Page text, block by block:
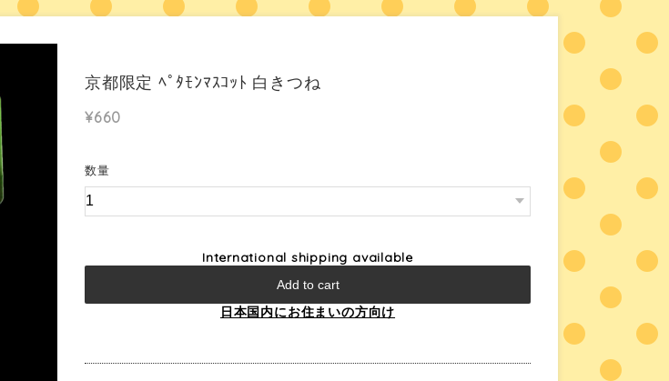
京都限定 ﾍﾟﾀﾓﾝﾏｽｺｯﾄ 白きつね
¥660
数量
International shipping available
Add to cart
日本国内にお住まいの方向け